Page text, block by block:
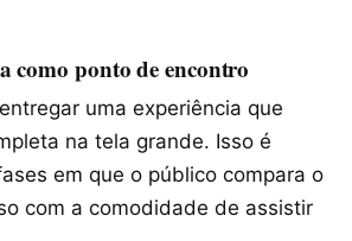
como ponto de encontro
uma experiência que
na tela grande. Isso é
em que o público compara o
com a comodidade de assistir